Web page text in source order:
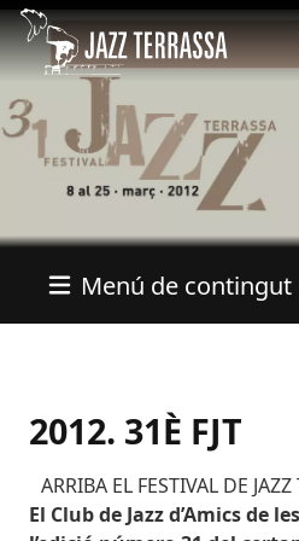
Pasar al contenido principal
Menú de contingut
2012. 31È FJT
ARRIBA EL FESTIVAL DE
El Club de Jazz d’Amics de